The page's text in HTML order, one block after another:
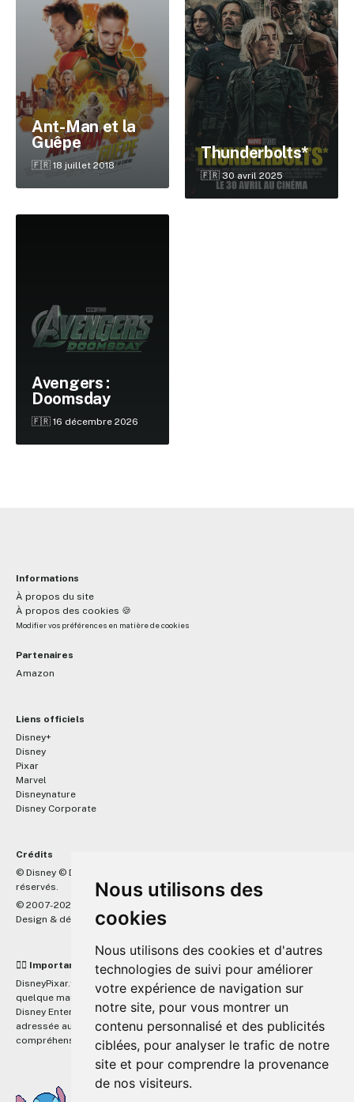
Nous utilisons des
cookies
Nous utilisons des cookies et d'autres
technologies de suivi pour améliorer
votre expérience de navigation sur
notre site, pour vous montrer un
contenu personnalisé et des publicités
ciblées, pour analyser le trafic de notre
site et pour comprendre la provenance
de nos visiteurs.
Ant-Man et la
Guêpe
🇫🇷 18 juillet 2018
Thunderbolts*
🇫🇷 30 avril 2025
Avengers :
Doomsday
🇫🇷 16 décembre 2026
Informations
À propos du site
À propos des cookies 🍪
Modifier vos préférences en matière de cookies
Partenaires
Amazon
Liens officiels
Disney+
Disney
Pixar
Marvel
Disneynature
Disney Corporate
Crédits
© Disney © Disney/Pixar © &
réservés.
© 2007-2026 DisneyPixar.fr
Design & développement : MonsieurPaul
☝🏼 Important
DisneyPixar.fr est un site indépendant et n'est en aucun cas lié de
quelque manière que ce soit avec The Walt Disney Company, Pixar,
Disney Enterprises, Inc ou leurs dérivés ou associés. Toute demande
adressée aux studios Disney ou Pixar sera ignorée. Merci de votre
compréhension.